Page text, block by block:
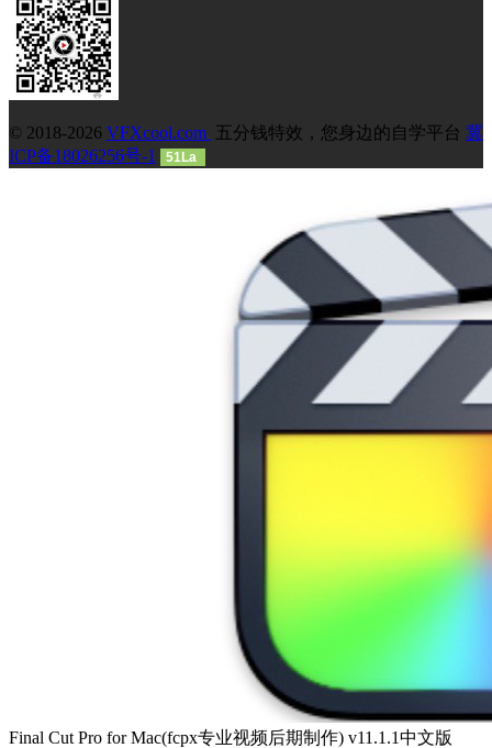
© 2018-2026 VFXcool.com 五分钱特效，您身边的自学平台 冀
ICP备18026256号-1
51La
Final Cut Pro for Mac(fcpx专业视频后期制作) v11.1.1中文版